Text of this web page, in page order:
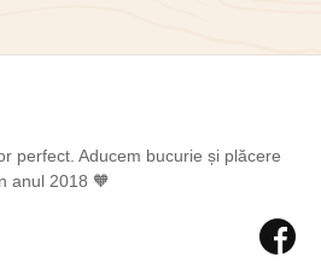
perfect. Aducem bucurie și plăcere
anul 2018 🧡